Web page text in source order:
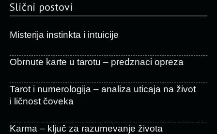
Slični postovi
Misterija instinkta i intuicije
Obrnute karte u tarotu – predznaci opreza
Tarot i numerologija – analiza uticaja na život
i ličnost čoveka
Karma – ključ za razumevanje života